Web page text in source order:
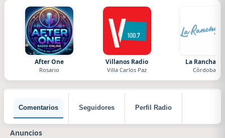
After One
Rosario
Villanos Radio
Villa Carlos Paz
La Ranchada
Córdoba
Comentarios Seguidores Perfil Radio
Anuncios